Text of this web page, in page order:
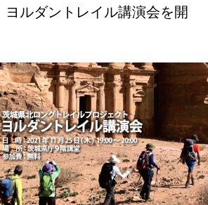
ヨルダントレイル講演会を開